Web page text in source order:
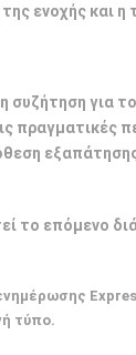
ενοχής και
συζήτηση για
το επόμενο
τύπο.